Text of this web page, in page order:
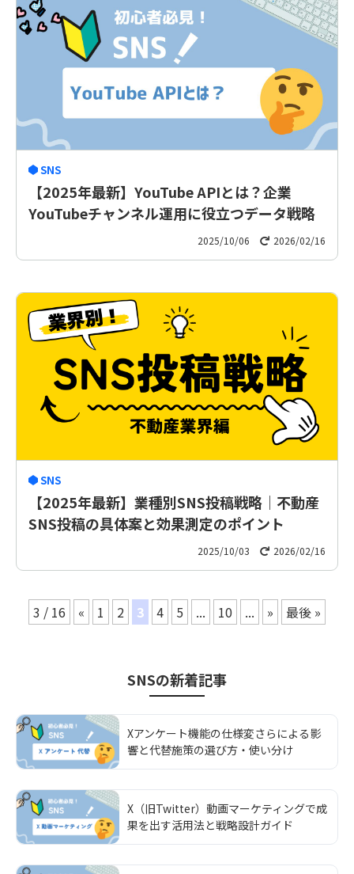
SNS
【2025年最新】YouTube APIとは？企業
YouTubeチャンネル運用に役立つデータ戦略
2025/10/06 2026/02/16
SNS
【2025年最新】業種別SNS投稿戦略｜不動産
SNS投稿の具体案と効果測定のポイント
2025/10/03 2026/02/16
3 / 16 « 1 2 3 4 5 ... 10 ... » 最後 »
SNSの新着記事
Xアンケート機能の仕様変さらによる影
響と代替施策の選び方・使い分け
X（旧Twitter）動画マーケティングで成
果を出す活用法と戦略設計ガイド